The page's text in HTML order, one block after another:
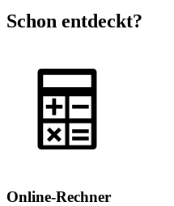
Schon entdeckt?
Online-Rechner